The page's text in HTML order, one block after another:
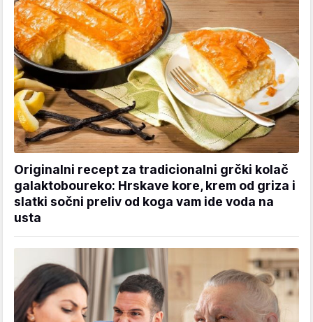
Originalni recept za tradicionalni grčki kolač
galaktoboureko: Hrskave kore, krem od griza i
slatki sočni preliv od koga vam ide voda na
usta